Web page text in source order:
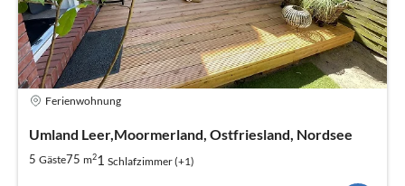
Ferienwohnung
Umland Leer,Moormerland, Ostfriesland, Nordsee
5 Gäste75 m21 Schlafzimmer (+1)